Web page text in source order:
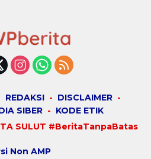
REDAKSI
DISCLAIMER
SIBER
KODE ETIK
SULUT #BeritaTanpaBatas
Non AMP